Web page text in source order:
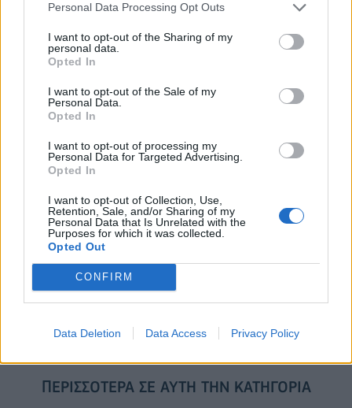
Personal Data Processing Opt Outs
I want to opt-out of the Sharing of my
personal data.
Opted In
I want to opt-out of the Sale of my
Personal Data.
Opted In
I want to opt-out of processing my
Personal Data for Targeted Advertising.
Opted In
I want to opt-out of Collection, Use,
Retention, Sale, and/or Sharing of my
Personal Data that Is Unrelated with the
Purposes for which it was collected.
Opted Out
CONFIRM
Data Deletion Data Access Privacy Policy
Η συμφωνία Arval-Athlon αναδιαμορφώνει την αγορά leasing
αναδιάρθρωσης
Αρχαίο Θέατρο Επιδαύρου
άνοιξε τις πύλες του σε όλους
ESG Report 2025: Πώς η ΑΒ Βασιλόπουλος μετατρέπει τη
βιωσιμότητα σε καθημερινή πράξη
Stoiximan: «Πού ήσουν;» στις μεγάλες στιγμές του Ολυμπιακού
ΠΕΡΙΣΣΌΤΕΡΑ ΣΕ ΑΥΤΉ ΤΗΝ ΚΑΤΗΓΟΡΊΑ